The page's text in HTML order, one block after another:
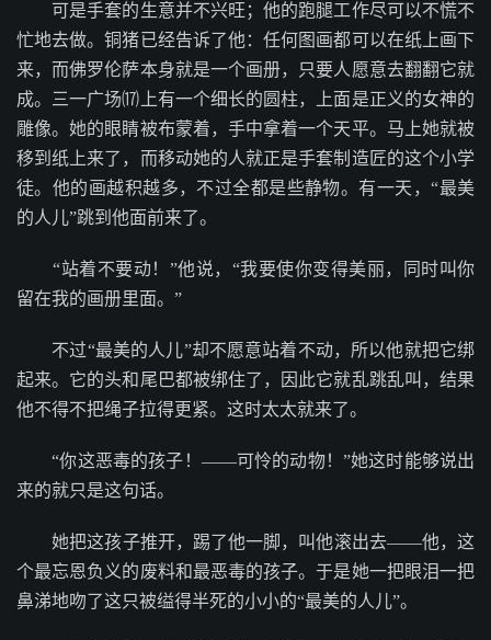
可是手套的生意并不兴旺；他的跑腿工作尽可以不慌不
忙地去做。铜猪已经告诉了他：任何图画都可以在纸上画下
来，而佛罗伦萨本身就是一个画册，只要人愿意去翻翻它就
成。三一广场⒄上有一个细长的圆柱，上面是正义的女神的
雕像。她的眼睛被布蒙着，手中拿着一个天平。马上她就被
移到纸上来了，而移动她的人就正是手套制造匠的这个小学
徒。他的画越积越多，不过全都是些静物。有一天，“最美
的人儿”跳到他面前来了。
“站着不要动！”他说，“我要使你变得美丽，同时叫你
留在我的画册里面。”
不过“最美的人儿”却不愿意站着不动，所以他就把它绑
起来。它的头和尾巴都被绑住了，因此它就乱跳乱叫，结果
他不得不把绳子拉得更紧。这时太太就来了。
“你这恶毒的孩子！——可怜的动物！”她这时能够说出
来的就只是这句话。
她把这孩子推开，踢了他一脚，叫他滚出去——他，这
个最忘恩负义的废料和最恶毒的孩子。于是她一把眼泪一把
鼻涕地吻了这只被缢得半死的小小的“最美的人儿”。